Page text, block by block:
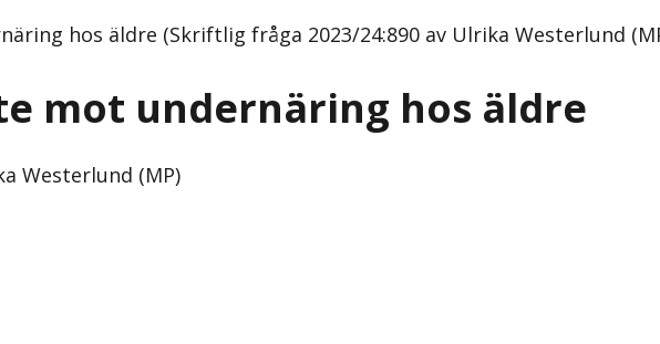
hos äldre (Skriftlig fråga 2023/24:890 av Ulrika Westerlund
mot undernäring hos äldre
Westerlund (MP)